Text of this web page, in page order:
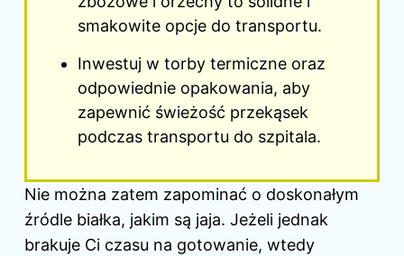
smakowite opcje do transportu.
Inwestuj w torby termiczne oraz
odpowiednie opakowania, aby
zapewnić świeżość przekąsek
podczas transportu do szpitala.
Nie można zatem zapominać o doskonałym
źródle białka, jakim są jaja. Jeżeli jednak
brakuje Ci czasu na gotowanie, wtedy